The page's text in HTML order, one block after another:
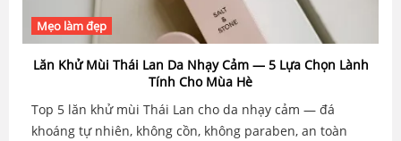
Mẹo làm đẹp
Lăn Khử Mùi Thái Lan Da Nhạy Cảm — 5 Lựa Chọn Lành
Tính Cho Mùa Hè
Top 5 lăn khử mùi Thái Lan cho da nhạy cảm — đá
khoáng tự nhiên, không cồn, không paraben, an toàn